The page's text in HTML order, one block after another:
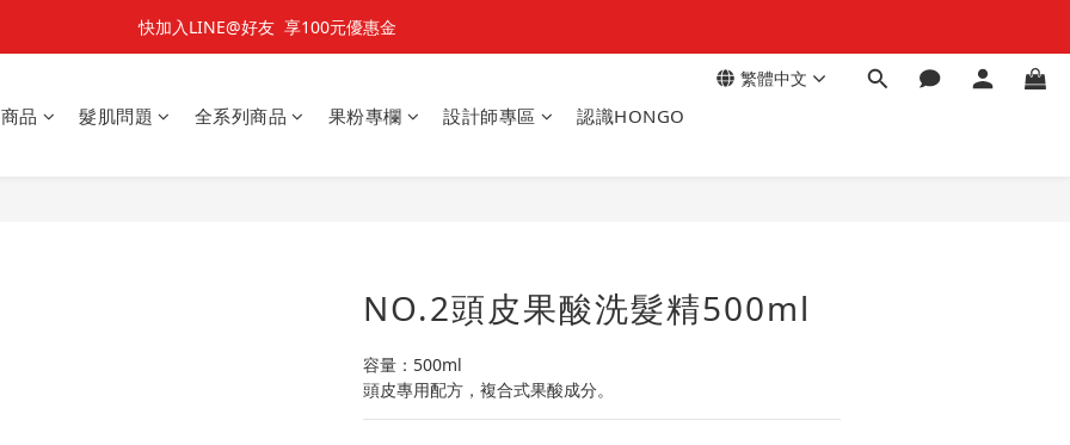
快加入LINE@好友  享100元優惠金
快加入LINE@好友  享100元優惠金
快加入LINE@好友  享100元優惠金
繁體中文
品 髮肌問題 全系列商品 果粉專欄 設計師專區 認識HONGO
NO.2頭皮果酸洗髮精500ml
容量：500ml
頭皮專用配方，複合式果酸成分。